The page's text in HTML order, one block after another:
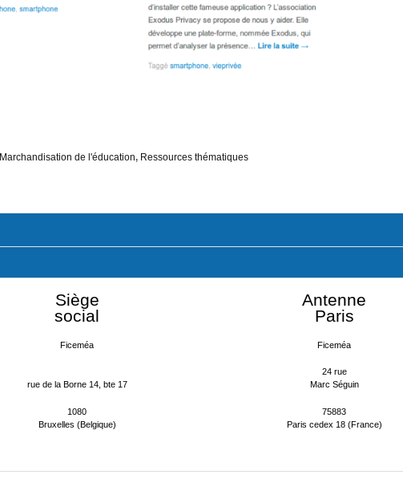
Marchandisation de l'éducation, Ressources thématiques
Siège
social
Ficeméa
rue de la Borne 14, bte 17
1080
Bruxelles (Belgique)
Antenne
Paris
Ficeméa
24 rue
Marc Séguin
75883
Paris cedex 18 (France)